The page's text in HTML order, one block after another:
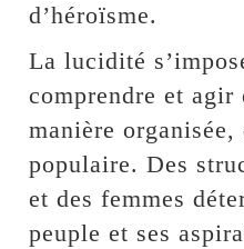
d’héroïsme.
La lucidité
comprendre et agir
manière
populaire. Des
et des femmes
peuple et ses